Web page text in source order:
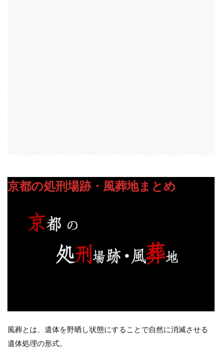
京都の処刑場跡・風葬地まとめ
風葬とは、遺体を野晒し状態にすることで自然に消滅させる
遺体処理の形式。